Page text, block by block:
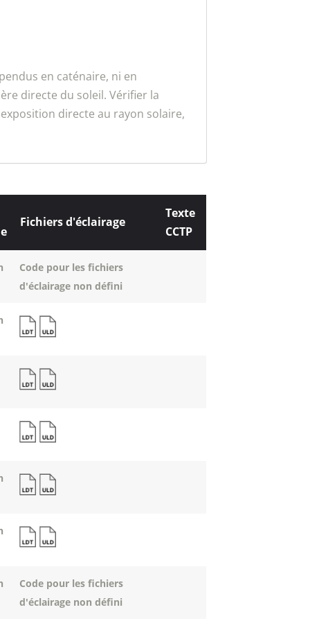
en caténaire, ni en
directe du soleil. Vérifier la
directe au rayon solaire,
Fichiers d'éclairage
Texte
CCTP
Code pour les fichiers
d'éclairage non défini
Code pour les fichiers
d'éclairage non défini